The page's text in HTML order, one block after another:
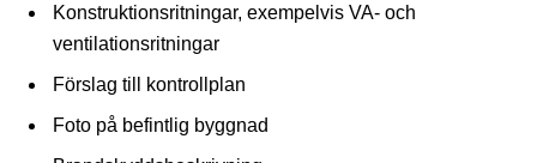
Konstruktionsritningar, exempelvis VA- och
ventilationsritningar
Förslag till kontrollplan
Foto på befintlig byggnad